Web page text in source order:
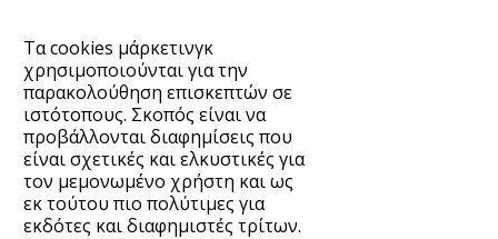
Τα cookies μάρκετινγκ
χρησιμοποιούνται για την
παρακολούθηση επισκεπτών σε
ιστότοπους. Σκοπός είναι να
προβάλλονται διαφημίσεις που
είναι σχετικές και ελκυστικές για
τον μεμονωμένο χρήστη και ως
εκ τούτου πιο πολύτιμες για
εκδότες και διαφημιστές τρίτων.